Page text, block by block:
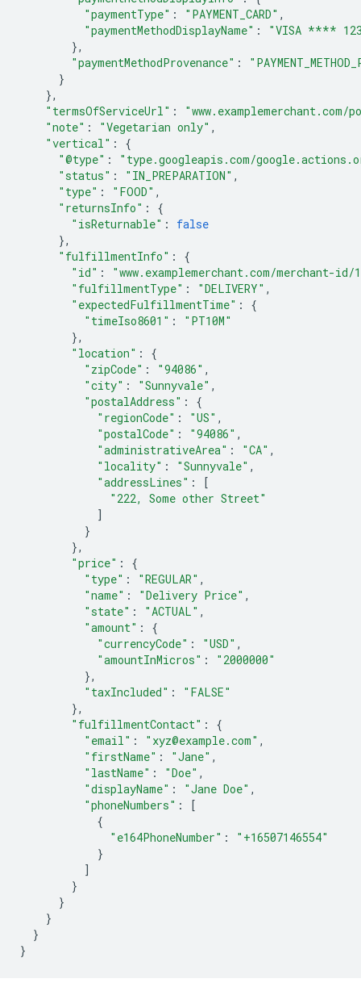
"paymentType" : "PAYMENT_CARD" ,
"paymentMethodDisplayName" :
"VISA ****
},
"paymentMethodProvenance" :
}
},
"termsOfServiceUrl" :
"www.examplemerchant.com/
"note" : "Vegetarian only" ,
"vertical" :
{
"@type" :
"type.googleapis.com/
"status" : "IN_PREPARATION" ,
"type" : "FOOD" ,
"returnsInfo" :
{
"isReturnable" :
false
},
"fulfillmentInfo" :
{
"id" :
"www.examplemerchant.com/merchant-id/
"fulfillmentType" : "DELIVERY" ,
"expectedFulfillmentTime" :
{
"timeIso8601" :
"PT10M"
},
"location" :
{
"zipCode" : "94086" ,
"city" : "Sunnyvale" ,
"postalAddress" :
{
"regionCode" : "US" ,
"postalCode" : "94086" ,
"administrativeArea" : "CA" ,
"locality" : "Sunnyvale" ,
"addressLines" :
[
"222, Some other Street"
]
}
},
"price" :
{
"type" : "REGULAR" ,
"name" : "Delivery Price" ,
"state" : "ACTUAL" ,
"amount" :
{
"currencyCode" : "USD" ,
"amountInMicros" :
"2000000"
},
"taxIncluded" :
"FALSE"
},
"fulfillmentContact" :
{
"email" : "xyz@example.com" ,
"firstName" : "Jane" ,
"lastName" : "Doe" ,
"displayName" : "Jane Doe" ,
"phoneNumbers" :
[
{
"e164PhoneNumber" :
"+16507146554"
}
]
}
}
}
}
}